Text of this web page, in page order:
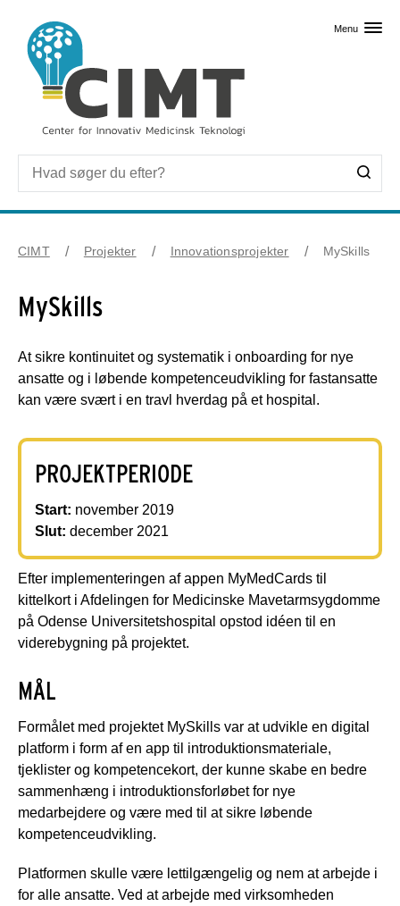
Menu
CIMT Projekter Innovationsprojekter MySkills
MySkills
At sikre kontinuitet og systematik i onboarding for nye
ansatte og i løbende kompetenceudvikling for fastansatte
kan være svært i en travl hverdag på et hospital.
PROJEKTPERIODE
Start: november 2019
Slut: december 2021
Efter implementeringen af appen MyMedCards til
kittelkort i Afdelingen for Medicinske Mavetarmsygdomme
på Odense Universitetshospital opstod idéen til en
viderebygning på projektet.
MÅL
Formålet med projektet MySkills var at udvikle en digital
platform i form af en app til introduktionsmateriale,
tjeklister og kompetencekort, der kunne skabe en bedre
sammenhæng i introduktionsforløbet for nye
medarbejdere og være med til at sikre løbende
kompetenceudvikling.
Platformen skulle være lettilgængelig og nem at arbejde i
for alle ansatte. Ved at arbejde med virksomheden